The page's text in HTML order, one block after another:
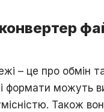
– це про обмін
формати можуть
Також